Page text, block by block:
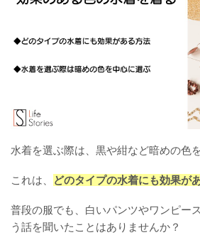
水着を選ぶ際は、黒や紺など暗めの色
これは、 どのタイプの水着にも効果が
普段の服でも、白いパンツやワンピー
う話を聞いたことはありませんか？